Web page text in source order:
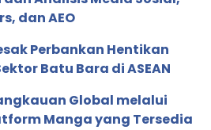
dan AEO
Perbankan Hentikan
Batu Bara di ASEAN
Global melalui
Manga yang Tersedia